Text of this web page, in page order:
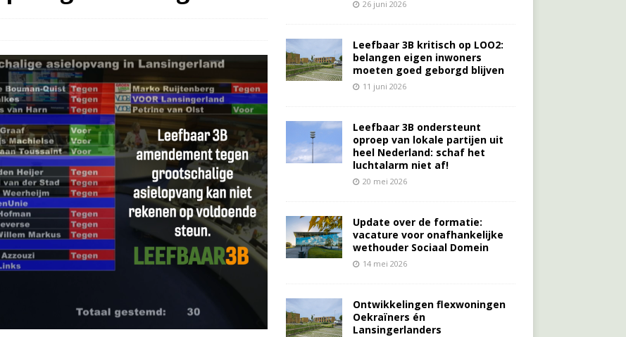
26 juni 2026
Leefbaar 3B kritisch op LOO2:
belangen eigen inwoners
moeten goed geborgd blijven
11 juni 2026
Leefbaar 3B ondersteunt
oproep van lokale partijen uit
heel Nederland: schaf het
luchtalarm niet af!
20 mei 2026
Update over de formatie:
vacature voor onafhankelijke
wethouder Sociaal Domein
14 mei 2026
Ontwikkelingen flexwoningen
Oekraïners én
Lansingerlanders